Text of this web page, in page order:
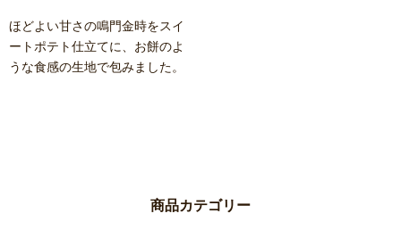
ほどよい甘さの鳴門金時をスイ
ートポテト仕立てに、お餅のよ
うな食感の生地で包みました。
商品カテゴリー